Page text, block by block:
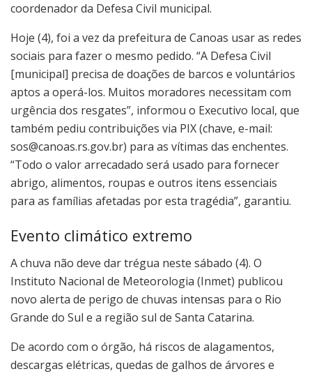
coordenador da Defesa Civil municipal.
Hoje (4), foi a vez da prefeitura de Canoas usar as redes
sociais para fazer o mesmo pedido. “A Defesa Civil
[municipal] precisa de doações de barcos e voluntários
aptos a operá-los. Muitos moradores necessitam com
urgência dos resgates”, informou o Executivo local, que
também pediu contribuições via PIX (chave, e-mail:
sos@canoas.rs.gov.br) para as vítimas das enchentes.
“Todo o valor arrecadado será usado para fornecer
abrigo, alimentos, roupas e outros itens essenciais
para as famílias afetadas por esta tragédia”, garantiu.
Evento climático extremo
A chuva não deve dar trégua neste sábado (4). O
Instituto Nacional de Meteorologia (Inmet) publicou
novo alerta de perigo de chuvas intensas para o Rio
Grande do Sul e a região sul de Santa Catarina.
De acordo com o órgão, há riscos de alagamentos,
descargas elétricas, quedas de galhos de árvores e